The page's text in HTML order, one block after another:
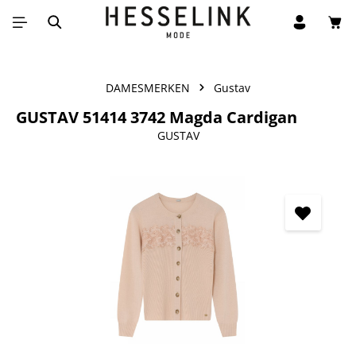
Ga naar de hoofdinhoud
DAMESMERKEN Gustav
GUSTAV 51414 3742 Magda Cardigan
GUSTAV